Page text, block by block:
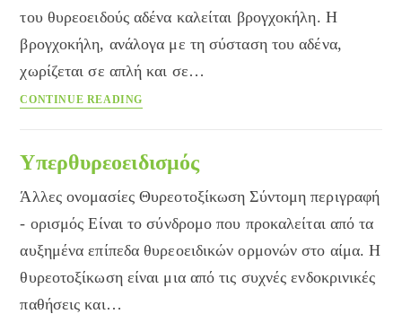
του θυρεοειδούς αδένα καλείται βρογχοκήλη. Η
βρογχοκήλη, ανάλογα με τη σύσταση του αδένα,
χωρίζεται σε απλή και σε…
CONTINUE READING
Υπερθυρεοειδισμός
Άλλες ονομασίες Θυρεοτοξίκωση Σύντομη περιγραφή
- ορισμός Είναι το σύνδρομο που προκαλείται από τα
αυξημένα επίπεδα θυρεοειδικών ορμονών στο αίμα. Η
θυρεοτοξίκωση είναι μια από τις συχνές ενδοκρινικές
παθήσεις και…